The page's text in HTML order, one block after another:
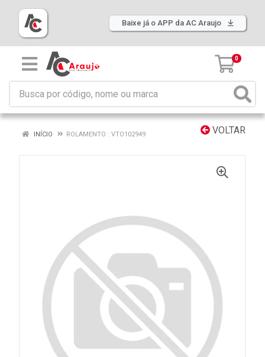
Baixe já o APP da AC Araujo
0
VOLTAR
INÍCIO ROLAMENTO : VTO102949